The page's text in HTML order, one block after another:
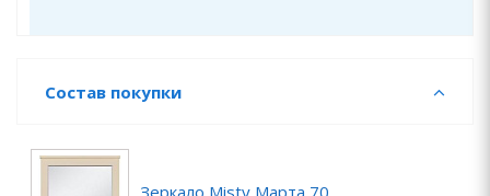
Состав покупки
Зеркало Misty Марта 70